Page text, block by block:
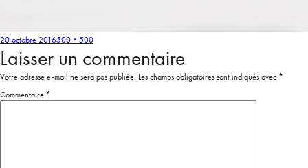
20 octobre 2016500 × 500
Laisser un commentaire
Votre adresse e-mail ne sera pas publiée. Les champs obligatoires sont indiqués avec *
Commentaire *